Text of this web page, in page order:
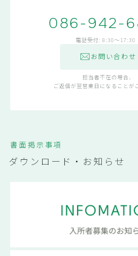
086-942-
電話受付: 8:30～17:30
お問い合わせ
担当者不在の場合、
ご返信が翌営業日になることが
書面掲示事項
ダウンロード・お知らせ